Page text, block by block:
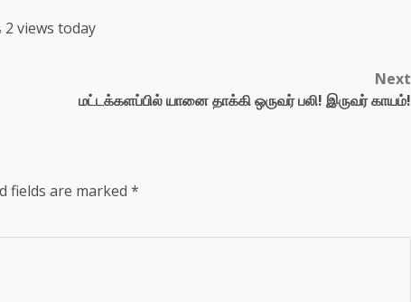
views today
Next
மட்டக்களப்பில் யானை தாக்கி ஒருவர் பலி! இருவர் காயம்!
fields are marked *